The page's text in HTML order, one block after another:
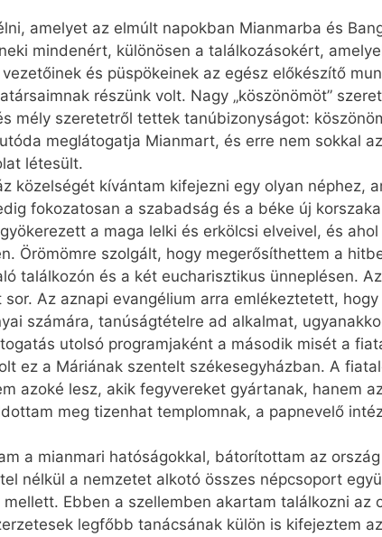
amelyet az elmúlt napokban Mianmarba és
mindenért, különösen a találkozásokért,
és püspökeinek az egész előkészítő
részünk volt. Nagy „köszönömöt”
mély szeretetről tettek tanúbizonyságot:
meglátogatja Mianmart, és erre nem sokkal
létesült.
közelségét kívántam kifejezni egy olyan néphez,
fokozatosan a szabadság és a béke új
a maga lelki és erkölcsi elveivel, és
Örömömre szolgált, hogy megerősíthettem a
találkozón és a két eucharisztikus ünneplésen.
Az aznapi evangélium arra emlékeztetett,
számára, tanúságtételre ad alkalmat,
utolsó programjaként a második misét a
ez a Máriának szentelt székesegyházban. A
azoké lesz, akik fegyvereket gyártanak, hanem
meg tizenhat templomnak, a papnevelő
a mianmari hatóságokkal, bátorítottam az
nélkül a nemzetet alkotó összes népcsoport
Ebben a szellemben akartam találkozni az
legfőbb tanácsának külön is kifejeztem